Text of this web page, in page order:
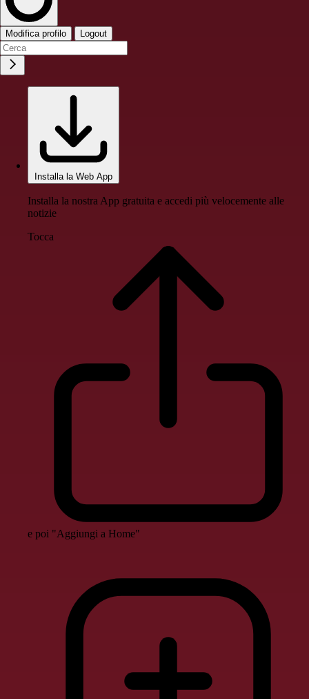
Modifica profilo Logout
Installa la Web App
Installa la nostra App gratuita e accedi più velocemente alle
notizie
Tocca
e poi "Aggiungi a Home"